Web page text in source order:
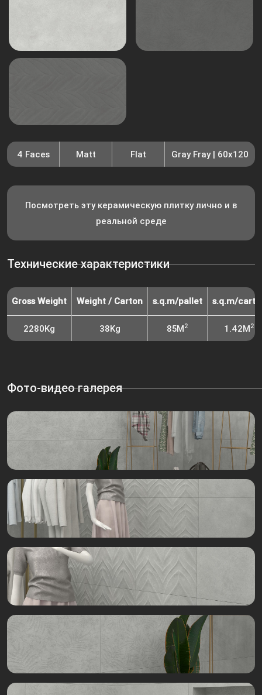
4 Faces Matt Flat Gray Fray | 60x120
Посмотреть эту керамическую плитку лично и в
реальной среде
Технические характеристики
Gross Weight Weight / Carton s.q.m/pallet s.q.m/
2280Kg 38Kg 85M2 1.42M2
Фото-видео галерея